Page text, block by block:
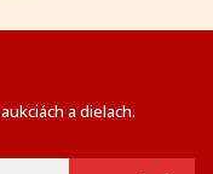
a dielach.